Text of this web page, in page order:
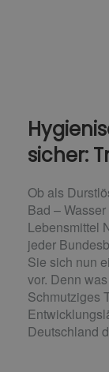
sicher:
Ob als
Bad –
Lebensmittel
jeder
Sie sich nun
vor. Denn
Schmutziges
Deutschland